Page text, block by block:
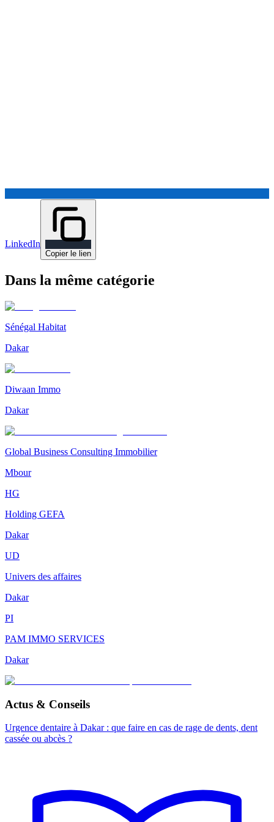
LinkedIn
Copier le lien
Dans la même catégorie
Sénégal Habitat
Dakar
Diwaan Immo
Dakar
Global Business Consulting Immobilier
Mbour
HG
Holding GEFA
Dakar
UD
Univers des affaires
Dakar
PI
PAM IMMO SERVICES
Dakar
Actus & Conseils
Urgence dentaire à Dakar : que faire en cas de rage de dents, dent
cassée ou abcès ?